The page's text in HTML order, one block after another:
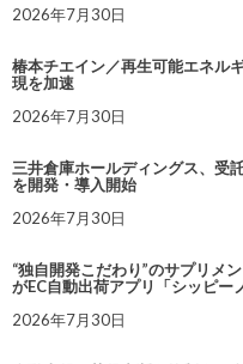
2026年7月30日
椿本チエイン／再生可能エネル
現を加速
2026年7月30日
三井倉庫ホールディングス、受
を開発・導入開始
2026年7月30日
“独自開発こだわり”のサプリメ
がEC自動出荷アプリ「シッピー
2026年7月30日